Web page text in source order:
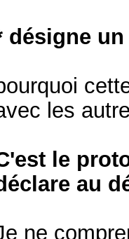
désigne
les
le
au
ne